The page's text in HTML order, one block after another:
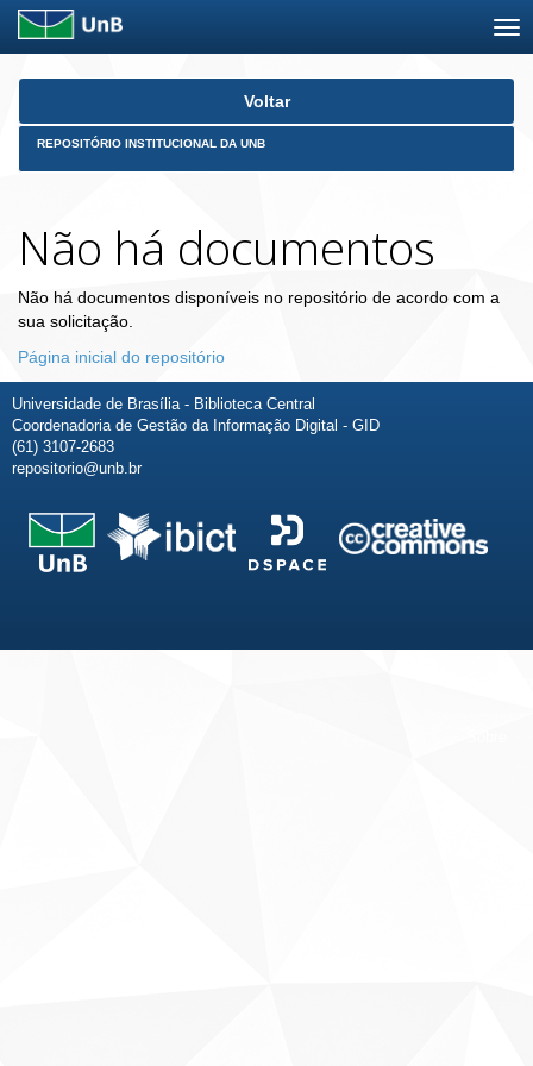
Skip
Voltar
REPOSITÓRIO INSTITUCIONAL DA UNB
Não há documentos
Não há documentos disponíveis no repositório de acordo com a
sua solicitação.
Página inicial do repositório
Universidade de Brasília - Biblioteca Central
Coordenadoria de Gestão da Informação Digital - GID
(61) 3107-2683
repositorio@unb.br